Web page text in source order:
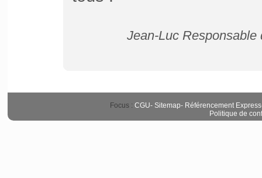
Jean-Luc
Focus : CGU- Sitemap- Référencement Express
Politique de